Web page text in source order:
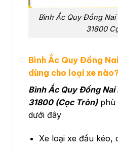
Bình Ắc Quy Đồng Nai
31800
Bình Ắc Quy Đồng
dùng cho loại xe
Bình Ắc Quy Đồng Nai
31800 (Cọc Tròn)phù
dưới đây
Xe loại xe đầu kéo,